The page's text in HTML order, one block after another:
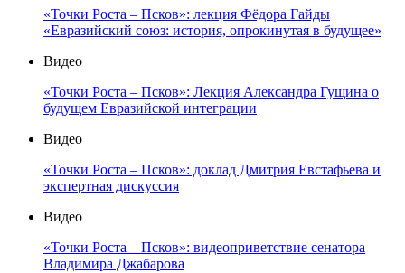
«Точки Роста – Псков»: лекция Фёдора Гайды
«Евразийский союз: история, опрокинутая в будущее»
Видео
«Точки Роста – Псков»: Лекция Александра Гущина о
будущем Евразийской интеграции
Видео
«Точки Роста – Псков»: доклад Дмитрия Евстафьева и
экспертная дискуссия
Видео
«Точки Роста – Псков»: видеоприветствие сенатора
Владимира Джабарова